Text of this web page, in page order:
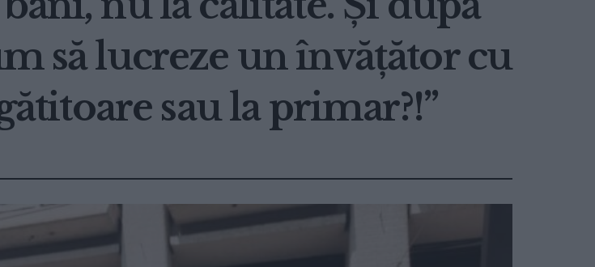
să lucreze un învățător cu
sau la primar?!”